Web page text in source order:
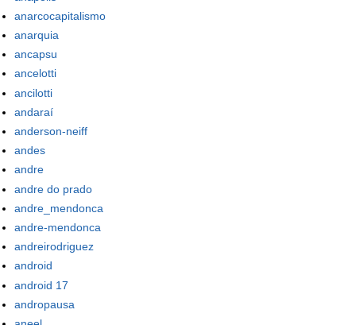
anarcocapitalismo
anarquia
ancapsu
ancelotti
ancilotti
andaraí
anderson-neiff
andes
andre
andre do prado
andre_mendonca
andre-mendonca
andreirodriguez
android
android 17
andropausa